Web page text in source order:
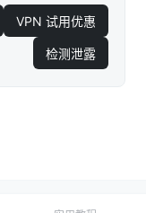
VPN 试用优惠
检测泄露